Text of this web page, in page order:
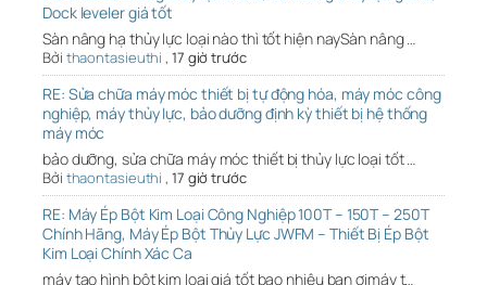
Dock leveler giá tốt
Sàn nâng hạ thủy lực loại nào thì tốt hiện naySàn nâng …
Bởi thaontasieuthi , 17 giờ trước
RE: Sửa chữa máy móc thiết bị tự động hóa, máy móc công
nghiệp, máy thủy lực, bảo dưỡng định kỳ thiết bị hệ thống
máy móc
bảo dưỡng, sửa chữa máy móc thiết bị thủy lực loại tốt …
Bởi thaontasieuthi , 17 giờ trước
RE: Máy Ép Bột Kim Loại Công Nghiệp 100T – 150T – 250T
Chính Hãng, Máy Ép Bột Thủy Lực JWFM – Thiết Bị Ép Bột
Kim Loại Chính Xác Ca
máy tạo hình bột kim loại giá tốt bao nhiêu bạn ơimáy t…